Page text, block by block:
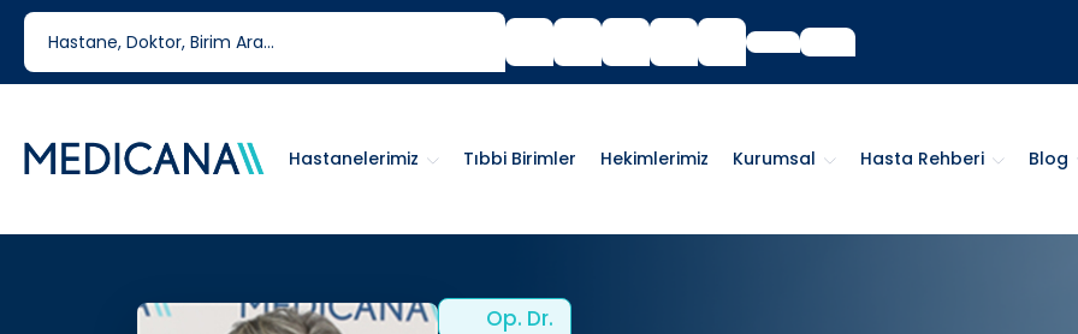
444 6 334
Tıbbi Birimler Hekimlerimiz Kurumsal Hasta Rehberi Blog
Hastanelerimiz
Op. Dr.